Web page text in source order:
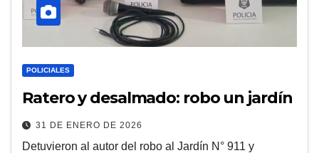
POLICIALES
Ratero y desalmado: robo un jardín
31 DE ENERO DE 2026
Detuvieron al autor del robo al Jardín N° 911 y